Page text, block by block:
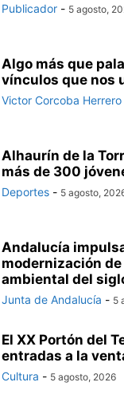
Publicador - 5 agosto,
Algo más que
vínculos que nos
Victor Corcoba Herrero
Alhaurín de la
más de 300
Deportes - 5 agosto,
Andalucía
modernización
ambiental del
Junta de Andalucía - 5
El XX Portón del
entradas a la
Cultura - 5 agosto, 2026